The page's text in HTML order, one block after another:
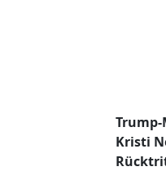
Kristi